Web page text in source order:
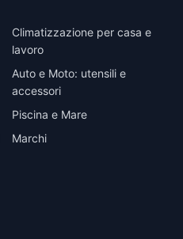
Climatizzazione per casa e
lavoro
Auto e Moto: utensili e
accessori
Piscina e Mare
Marchi